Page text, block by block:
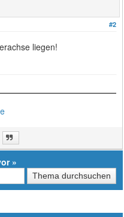
#2
liegen!
»